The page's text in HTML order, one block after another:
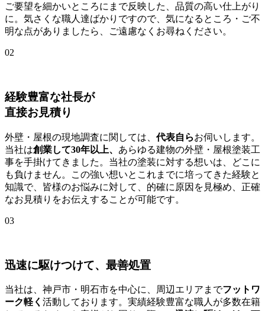
ご要望を細かいところにまで反映した、品質の高い仕上がり
に。気さくな職人達ばかりですので、気になるところ・ご不
明な点がありましたら、ご遠慮なくお尋ねください。
02
経験豊富な社長が
直接お見積り
外壁・屋根の現地調査に関しては、代表自らお伺いします。
当社は創業して30年以上、 あらゆる建物の外壁・屋根塗装工
事を手掛けてきました。当社の塗装に対する想いは、どこに
も負けません。この強い想いとこれまでに培ってきた経験と
知識で、皆様のお悩みに対して、的確に原因を見極め、正確
なお見積りをお伝えすることが可能です。
03
迅速に駆けつけて、最善処置
当社は、神戸市・明石市を中心に、周辺エリアまでフットワ
ーク軽く 活動しております。実績経験豊富な職人が多数在籍